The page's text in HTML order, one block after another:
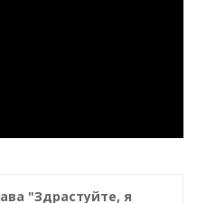
"Здрастуйте, я